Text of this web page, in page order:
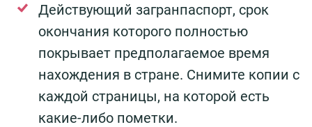
Действующий загранпаспорт, срок
окончания которого полностью
покрывает предполагаемое время
нахождения в стране. Снимите копии с
каждой страницы, на которой есть
какие-либо пометки.